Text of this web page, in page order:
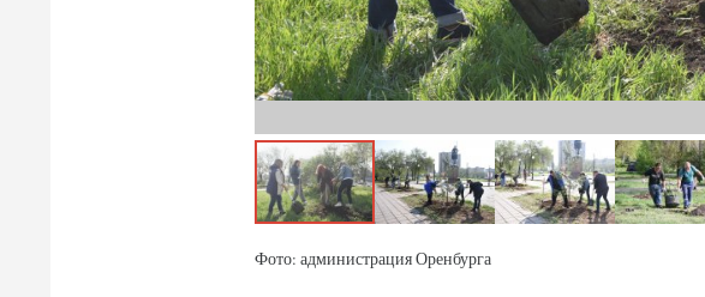
Фото: администрация Оренбурга